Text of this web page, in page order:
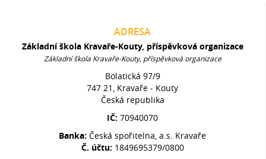
ADRESA
Základní škola Kravaře-Kouty, příspěvková organizace
Základní škola Kravaře-Kouty, příspěvková organizace
Bolatická 97/9
747 21, Kravaře - Kouty
Česká republika
IČ:70940070
Banka:Česká spořitelna, a.s. Kravaře
Č. účtu: 1849695379/0800